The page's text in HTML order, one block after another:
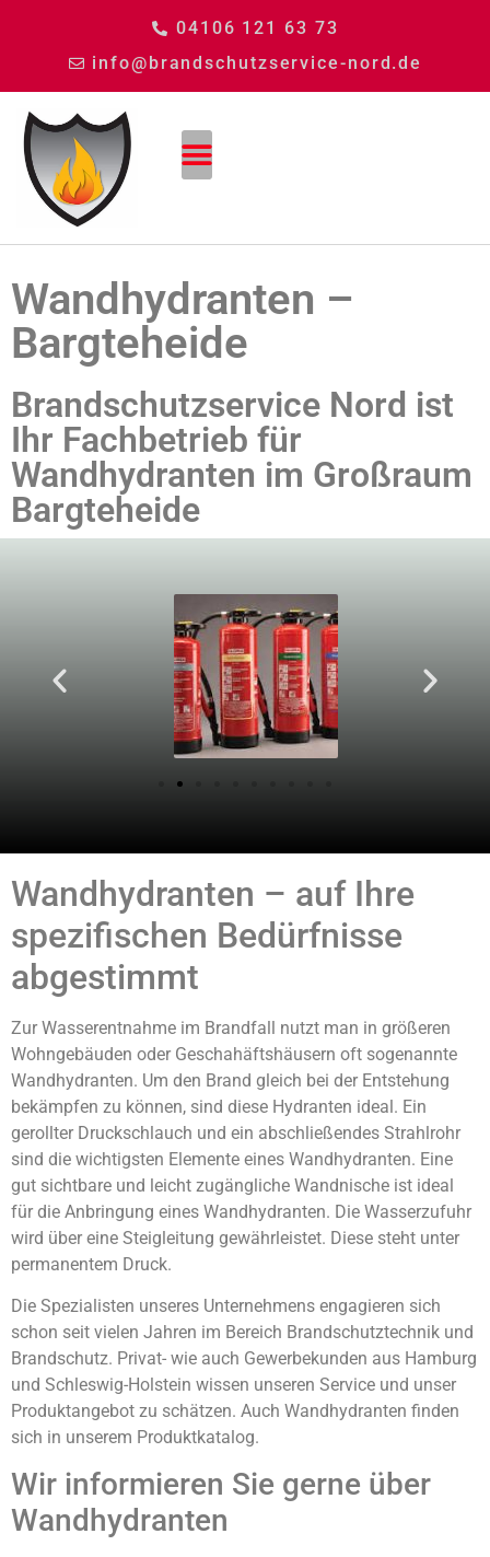
04106 121 63 73
info@brandschutzservice-nord.de
Wandhydranten –
Bargteheide
Brandschutzservice Nord ist
Ihr Fachbetrieb für
Wandhydranten im Großraum
Bargteheide
Wandhydranten – auf Ihre
spezifischen Bedürfnisse
abgestimmt
Zur Wasserentnahme im Brandfall nutzt man in größeren
Wohngebäuden oder Geschahäftshäusern oft sogenannte
Wandhydranten. Um den Brand gleich bei der Entstehung
bekämpfen zu können, sind diese Hydranten ideal. Ein
gerollter Druckschlauch und ein abschließendes Strahlrohr
sind die wichtigsten Elemente eines Wandhydranten. Eine
gut sichtbare und leicht zugängliche Wandnische ist ideal
für die Anbringung eines Wandhydranten. Die Wasserzufuhr
wird über eine Steigleitung gewährleistet. Diese steht unter
permanentem Druck.
Die Spezialisten unseres Unternehmens engagieren sich
schon seit vielen Jahren im Bereich Brandschutztechnik und
Brandschutz. Privat- wie auch Gewerbekunden aus Hamburg
und Schleswig-Holstein wissen unseren Service und unser
Produktangebot zu schätzen. Auch Wandhydranten finden
sich in unserem Produktkatalog.
Wir informieren Sie gerne über
Wandhydranten